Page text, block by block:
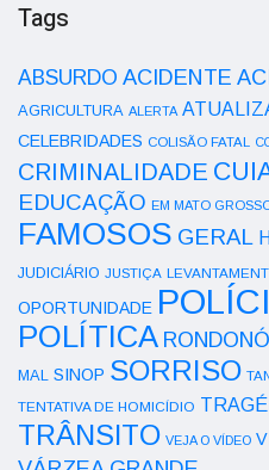
Tags
ABSURDO ACIDENTE
AGRICULTURA ALERTA
CELEBRIDADES COLISÃO FATAL
CRIMINALIDADE
EDUCAÇÃO EM MATO
FAMOSOS GERAL
JUDICIÁRIO JUSTIÇA
OPORTUNIDADE
POLÍTICA
MAL SINOP SORRISO
TENTATIVA DE HOMICÍDIO
TRÂNSITO VEJA O VÍDEO